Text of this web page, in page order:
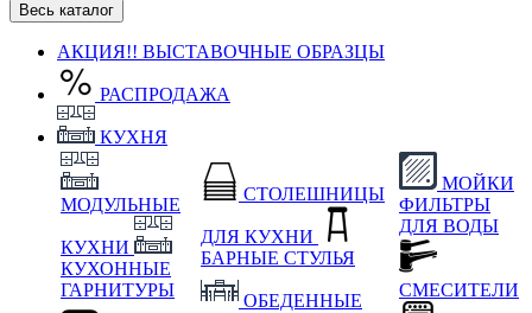
Весь каталог
АКЦИЯ!! ВЫСТАВОЧНЫЕ ОБРАЗЦЫ
РАСПРОДАЖА
КУХНЯ
МОДУЛЬНЫЕ
КУХНИ
КУХОННЫЕ
ГАРНИТУРЫ
СТОЛЕШНИЦЫ
ДЛЯ КУХНИ
БАРНЫЕ СТУЛЬЯ
ОБЕДЕННЫЕ
МОЙКИ
ФИЛЬТРЫ
ДЛЯ ВОДЫ
СМЕСИТЕЛИ